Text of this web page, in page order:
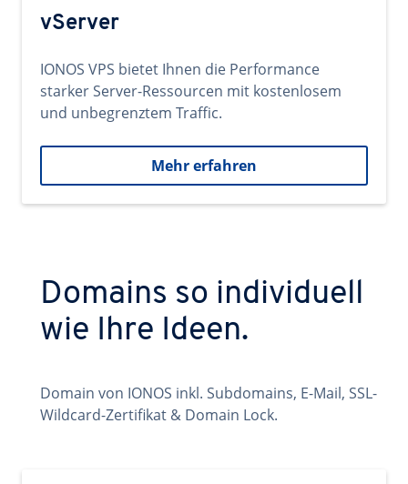
vServer
IONOS VPS bietet Ihnen die Performance
starker Server-Ressourcen mit kostenlosem
und unbegrenztem Traffic.
Mehr erfahren
Domains so individuell
wie Ihre Ideen.
Domain von IONOS inkl. Subdomains, E-Mail, SSL-
Wildcard-Zertifikat & Domain Lock.